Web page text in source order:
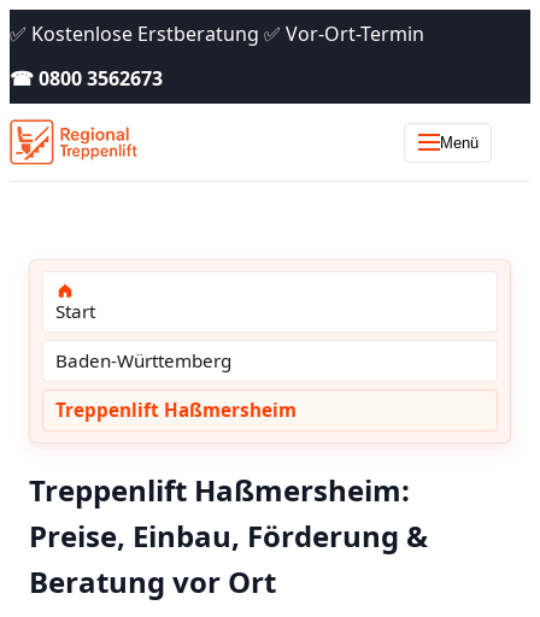
✅ Kostenlose Erstberatung ✅ Vor-Ort-Termin
☎ 0800 3562673
Menü
Start
Baden-Württemberg
Treppenlift Haßmersheim
Treppenlift Haßmersheim:
Preise, Einbau, Förderung &
Beratung vor Ort